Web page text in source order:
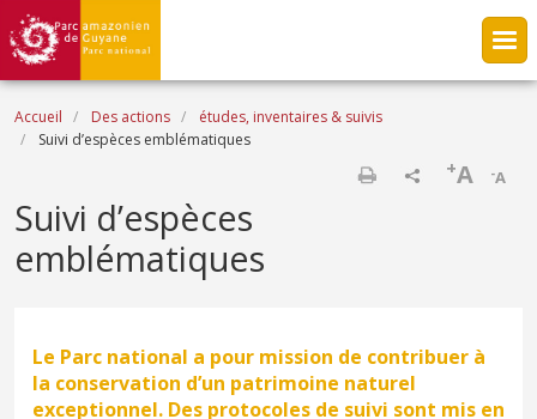
Aller au contenu principal
Fil d'Ariane
Accueil Des actions
études, inventaires & suivis
Suivi d’espèces emblématiques
-A
+A
Suivi d’espèces
emblématiques
Le Parc national a pour mission de contribuer à
la conservation d’un patrimoine naturel
exceptionnel. Des protocoles de suivi sont mis en